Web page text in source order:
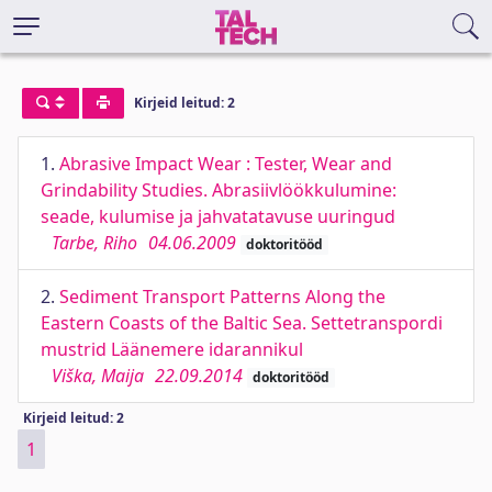
Kirjeid leitud: 2
1. Abrasive Impact Wear : Tester, Wear and
Grindability Studies. Abrasiivlöökkulumine:
seade, kulumise ja jahvatatavuse uuringud
Tarbe, Riho 04.06.2009 doktoritööd
2. Sediment Transport Patterns Along the
Eastern Coasts of the Baltic Sea. Settetranspordi
mustrid Läänemere idarannikul
Viška, Maija 22.09.2014 doktoritööd
Kirjeid leitud: 2
1